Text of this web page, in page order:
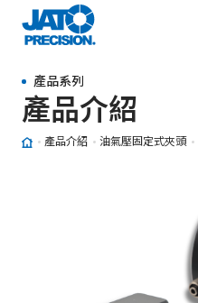
產品系列
產品介紹
產品介紹 油氣壓固定式夾頭